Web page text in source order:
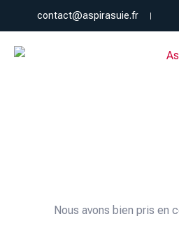
contact@aspirasuie.fr
Nous avons bien pris en